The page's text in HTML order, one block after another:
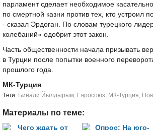
парламент сделает необходимое
по смертной казни против тех, кто устроил
- сказал Эрдоган. По словам турецкого
колебаний» одобрит этот закон.
Часть общественности начала призывать
в Турции после попытки военного
прошлого года.
МК-Турция
Tеги: Бинали Йылдырым, Евросоюз, МК-Турция,
Материалы по теме: